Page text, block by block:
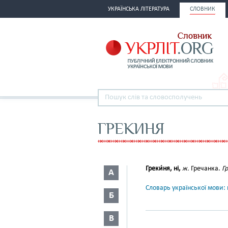
УКРАЇНСЬКА ЛІТЕРАТУРА СЛОВНИК
ГРЕКИНЯ
А
Б
В
Греки́ня, ні, ж. Гречанка.
Словарь української